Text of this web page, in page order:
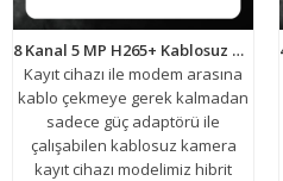
8 Kanal 5 MP H265+ Kablosuz Wifi Hibrit Dvr Kayıt Cihazı ARNA-4408
Kayıt cihazı ile modem arasına
kablo çekmeye gerek kalmadan
sadece güç adaptörü ile
çalışabilen kablosuz kamera
kayıt cihazı modelimiz hibrit